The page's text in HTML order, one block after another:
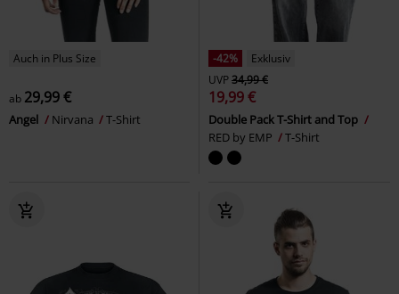
Auch in Plus Size
ab 29,99 €
Angel Nirvana T-Shirt
-42%
Exklusiv
UVP34,99 €
19,99 €
Double Pack T-Shirt and Top
RED by EMP
T-Shirt